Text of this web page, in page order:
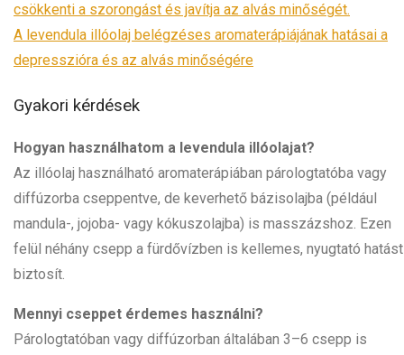
csökkenti a szorongást és javítja az alvás minőségét.
A levendula illóolaj belégzéses aromaterápiájának hatásai a
depresszióra és az alvás minőségére
Gyakori kérdések
Hogyan használhatom a levendula illóolajat?
Az illóolaj használható aromaterápiában párologtatóba vagy
diffúzorba cseppentve, de keverhető bázisolajba (például
mandula-, jojoba- vagy kókuszolajba) is masszázshoz. Ezen
felül néhány csepp a fürdővízben is kellemes, nyugtató hatást
biztosít.
Mennyi cseppet érdemes használni?
Párologtatóban vagy diffúzorban általában 3–6 csepp is